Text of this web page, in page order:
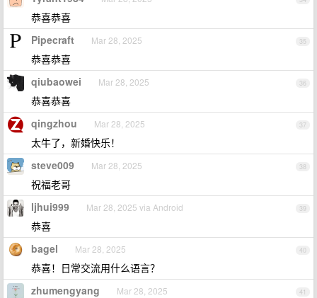
恭喜恭喜
35
Pipecraft Mar 28, 2025
恭喜恭喜
36
qiubaowei Mar 28, 2025
恭喜恭喜
37
qingzhou Mar 28, 2025
太牛了，新婚快乐！
38
steve009 Mar 28, 2025
祝福老哥
39
ljhui999 Mar 28, 2025 via Android
恭喜
40
bagel Mar 28, 2025
恭喜！日常交流用什么语言？
41
zhumengyang Mar 28, 2025